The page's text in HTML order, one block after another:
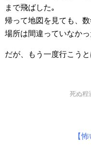
まで飛ばした｡
帰って地図を見ても、
場所は間違っていなかっ
だが、もう一度行こう
死ぬ程
【